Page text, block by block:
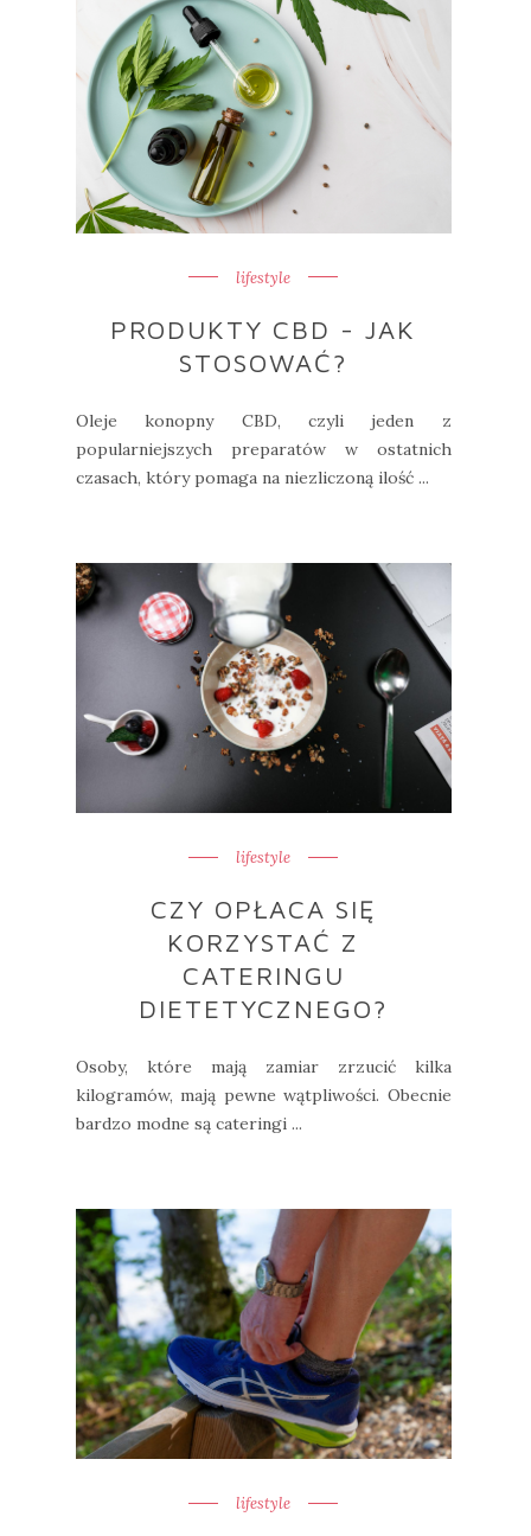
lifestyle
PRODUKTY CBD - JAK
STOSOWAĆ?
Oleje konopny CBD, czyli jeden z
popularniejszych preparatów w ostatnich
czasach, który pomaga na niezliczoną ilość ...
lifestyle
CZY OPŁACA SIĘ
KORZYSTAĆ Z
CATERINGU
DIETETYCZNEGO?
Osoby, które mają zamiar zrzucić kilka
kilogramów, mają pewne wątpliwości. Obecnie
bardzo modne są cateringi ...
lifestyle